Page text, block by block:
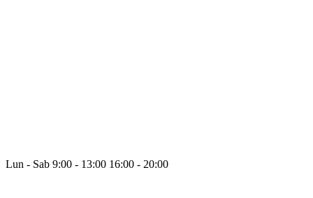
Lun - Sab 9:00 - 13:00 16:00 - 20:00